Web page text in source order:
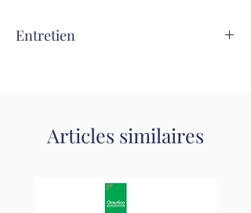
Entretien
Articles similaires